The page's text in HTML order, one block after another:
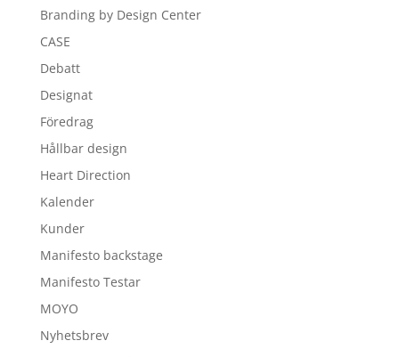
Branding by Design Center
CASE
Debatt
Designat
Föredrag
Hållbar design
Heart Direction
Kalender
Kunder
Manifesto backstage
Manifesto Testar
MOYO
Nyhetsbrev